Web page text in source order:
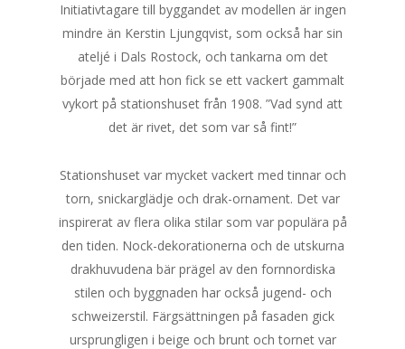
Initiativtagare till byggandet av modellen är ingen
mindre än Kerstin Ljungqvist, som också har sin
ateljé i Dals Rostock, och tankarna om det
började med att hon fick se ett vackert gammalt
vykort på stationshuset från 1908. ”Vad synd att
det är rivet, det som var så fint!”
Stationshuset var mycket vackert med tinnar och
torn, snickarglädje och drak-ornament. Det var
inspirerat av flera olika stilar som var populära på
den tiden. Nock-dekorationerna och de utskurna
drakhuvudena bär prägel av den fornnordiska
stilen och byggnaden har också jugend- och
schweizerstil. Färgsättningen på fasaden gick
ursprungligen i beige och brunt och tornet var